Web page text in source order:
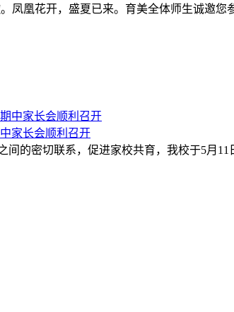
凤凰花开，盛夏已来。育美全体师生诚邀
家长会顺利召开
的密切联系，促进家校共育，我校于5月11